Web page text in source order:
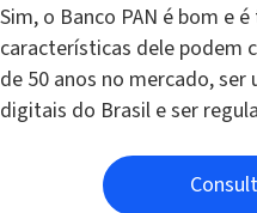
Sim, o Banco PAN é bom e
características dele podem
de 50 anos no mercado,
digitais do Brasil e ser